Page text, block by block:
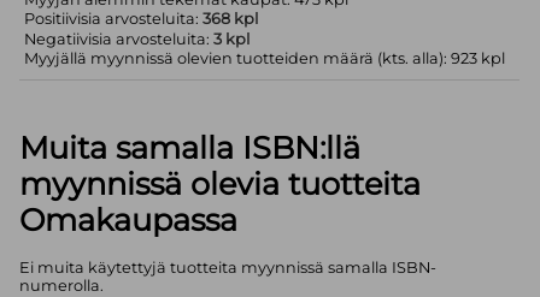
Positiivisia arvosteluita:368 kpl
Negatiivisia arvosteluita:3 kpl
Myyjällä myynnissä olevien tuotteiden määrä (kts. alla): 923 kpl
Muita samalla ISBN:llä
myynnissä olevia tuotteita
Omakaupassa
Ei muita käytettyjä tuotteita myynnissä samalla ISBN-
numerolla.